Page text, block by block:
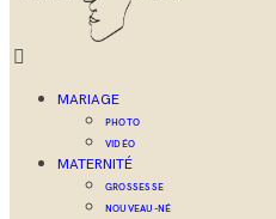
MARIAGE
PHOTO
VIDÉO
MATERNITÉ
GROSSESSE
NOUVEAU-NÉ